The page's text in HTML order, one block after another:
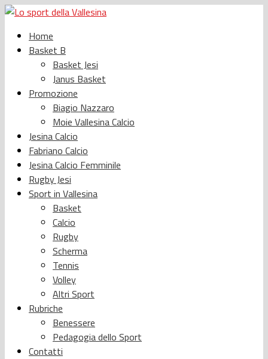
Home
Basket B
Basket Jesi
Janus Basket
Promozione
Biagio Nazzaro
Moie Vallesina Calcio
Jesina Calcio
Fabriano Calcio
Jesina Calcio Femminile
Rugby Jesi
Sport in Vallesina
Basket
Calcio
Rugby
Scherma
Tennis
Volley
Altri Sport
Rubriche
Benessere
Pedagogia dello Sport
Contatti